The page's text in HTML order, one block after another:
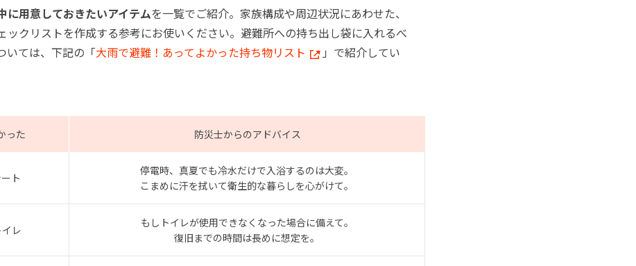
に用意しておきたいアイテムを一覧でご紹介。家族構成や周辺状況にあわせた、
ックリストを作成する参考にお使いください。避難所への持ち出し袋に入れるべ
いては、下記の「大雨で避難！あってよかった持ち物リスト
」で紹介してい
った 防災士からのアドバイス
ト
停電時、真夏でも冷水だけで入浴するのは大変。
こまめに汗を拭いて衛生的な暮らしを心がけて。
レ
もしトイレが使用できなくなった場合に備えて。
復旧までの時間は長めに想定を。